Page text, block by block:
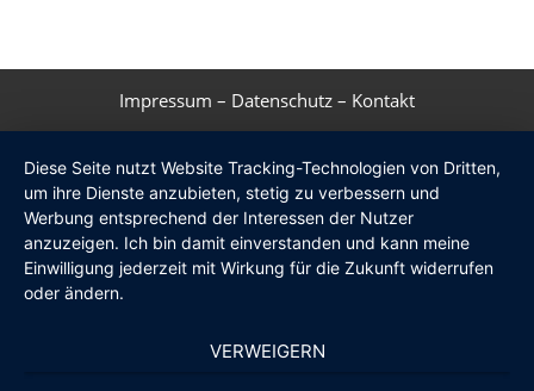
Impressum – Datenschutz – Kontakt
Diese Seite nutzt Website Tracking-Technologien von Dritten,
um ihre Dienste anzubieten, stetig zu verbessern und
Werbung entsprechend der Interessen der Nutzer
anzuzeigen. Ich bin damit einverstanden und kann meine
Einwilligung jederzeit mit Wirkung für die Zukunft widerrufen
oder ändern.
VERWEIGERN